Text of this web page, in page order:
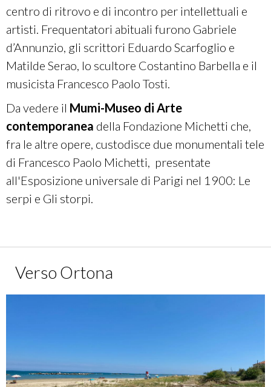
centro di ritrovo e di incontro per intellettuali e
artisti. Frequentatori abituali furono Gabriele
d’Annunzio, gli scrittori Eduardo Scarfoglio e
Matilde Serao, lo scultore Costantino Barbella e il
musicista Francesco Paolo Tosti.
Da vedere il Mumi-Museo di Arte
contemporanea della Fondazione Michetti che,
fra le altre opere, custodisce due monumentali tele
di Francesco Paolo Michetti, presentate
all'Esposizione universale di Parigi nel 1900: Le
serpi e Gli storpi.
Verso Ortona